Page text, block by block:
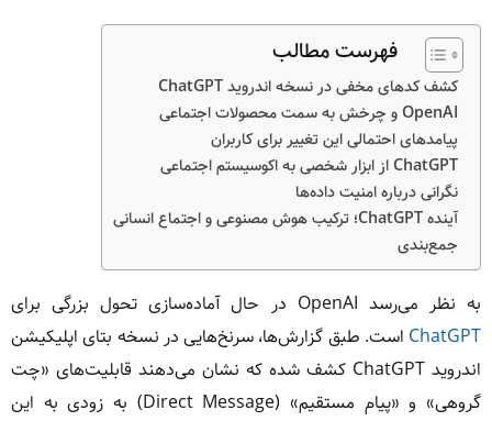
فهرست مطالب
کشف کدهای مخفی در نسخه اندروید ChatGPT
OpenAI و چرخش به سمت محصولات اجتماعی
پیامدهای احتمالی این تغییر برای کاربران
ChatGPT از ابزار شخصی به اکوسیستم اجتماعی
نگرانی درباره امنیت داده‌ها
آینده ChatGPT؛ ترکیب هوش مصنوعی و اجتماع انسانی
جمع‌بندی
به نظر می‌رسد OpenAI در حال آماده‌سازی تحول بزرگی برای
ChatGPT است. طبق گزارش‌ها، سرنخ‌هایی در نسخه بتای اپلیکیشن
اندروید ChatGPT کشف شده که نشان می‌دهند قابلیت‌های «چت
گروهی» و «پیام مستقیم» (Direct Message) به زودی به این